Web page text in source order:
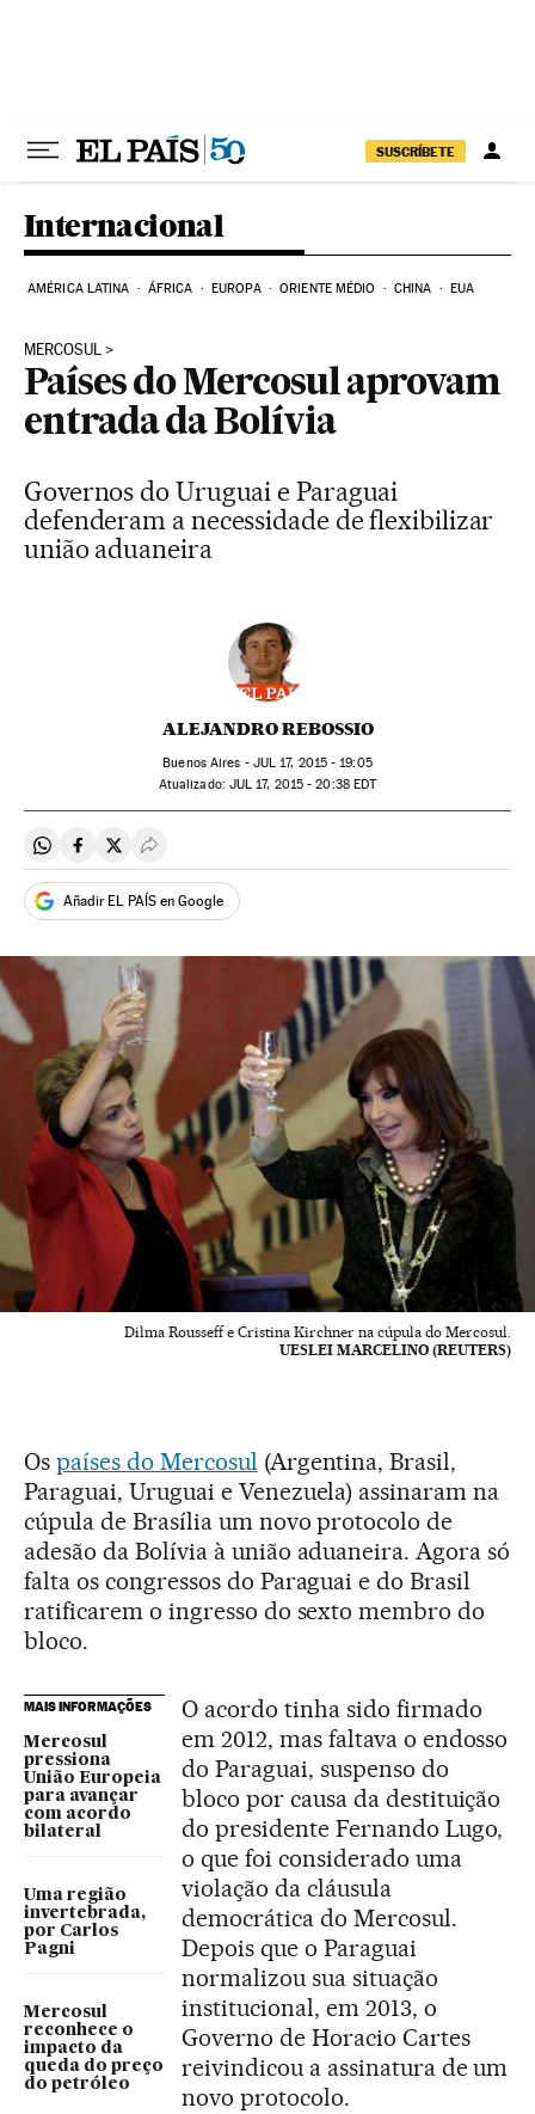
SUSCRÍBETE
Internacional
AMÉRICA LATINA ÁFRICA EUROPA ORIENTE MÉDIO CHINA EUA
MERCOSUL
Países do Mercosul aprovam
entrada da Bolívia
Governos do Uruguai e Paraguai
defenderam a necessidade de flexibilizar
união aduaneira
ALEJANDRO REBOSSIO
Buenos Aires - JUL 17, 2015 - 19:05
atualizado: JUL 17, 2015 - 20:38EDT
Compartir en Whatsapp
Compartir en Facebook
Compartir en Twitter
Desplegar Redes Sociales
Añadir EL PAÍS en Google
Dilma Rousseff e Cristina Kirchner na cúpula do Mercosul.
UESLEI MARCELINO (REUTERS)
Os países do Mercosul (Argentina, Brasil,
Paraguai, Uruguai e Venezuela) assinaram na
cúpula de Brasília um novo protocolo de
adesão da Bolívia à união aduaneira. Agora só
falta os congressos do Paraguai e do Brasil
ratificarem o ingresso do sexto membro do
bloco.
MAIS INFORMAÇÕES
Mercosul
pressiona
União Europeia
para avançar
com acordo
bilateral
Uma região
invertebrada,
por Carlos
Pagni
Mercosul
reconhece o
impacto da
queda do preço
do petróleo
O acordo tinha sido firmado
em 2012, mas faltava o endosso
do Paraguai, suspenso do
bloco por causa da destituição
do presidente Fernando Lugo,
o que foi considerado uma
violação da cláusula
democrática do Mercosul.
Depois que o Paraguai
normalizou sua situação
institucional, em 2013, o
Governo de Horacio Cartes
reivindicou a assinatura de um
novo protocolo.